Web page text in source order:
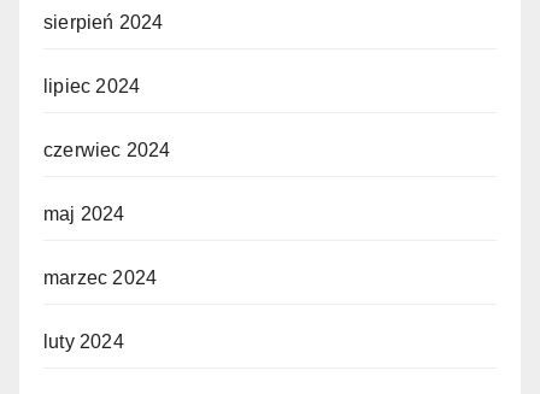
sierpień 2024
lipiec 2024
czerwiec 2024
maj 2024
marzec 2024
luty 2024